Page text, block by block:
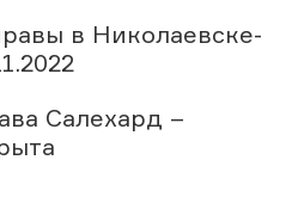
в Николаевске-
Салехард –